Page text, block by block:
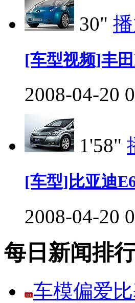
30"
[车型视频]丰
2008-04-20
1'58"
[车型]比亚迪
2008-04-20
每日新闻排
车模偏爱